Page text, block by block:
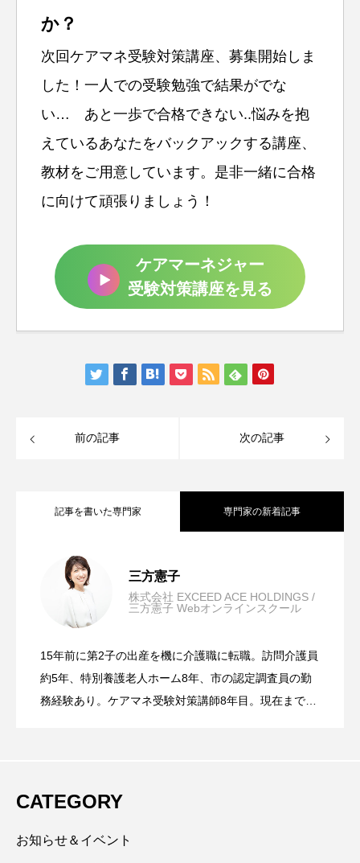
か？
次回ケアマネ受験対策講座、募集開始しま
した！一人での受験勉強で結果がでな
い… あと一歩で合格できない..悩みを抱
えているあなたをバックアックする講座、
教材をご用意しています。是非一緒に合格
に向けて頑張りましょう！
ケアマーネジャー
受験対策講座を見る
前の記事 次の記事
記事を書いた専門家 専門家の新着記事
三方憲子
株式会社 EXCEED ACE HOLDINGS /
三方憲子 Webオンラインスクール
15年前に第2子の出産を機に介護職に転職。訪問介護員
約5年、特別養護老人ホーム8年、市の認定調査員の勤
務経験あり。ケアマネ受験対策講師8年目。現在まで約
ネル【ケアマネ合格革命・三方憲子】で授業動画を配
2025.10.01
2024.09.19
アップ！『お仕事探しのサポート』も三
2024.09.19 難関試験を突破する！！『ケアマネ受験
CATEGORY
お知らせ＆イベント